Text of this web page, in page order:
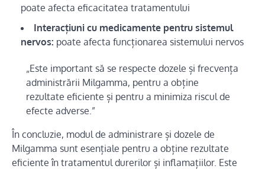
poate afecta eficacitatea tratamentului
Interacțiuni cu medicamente pentru sistemul
nervos: poate afecta funcționarea sistemului nervos
„Este important să se respecte dozele și frecvența
administrării Milgamma, pentru a obține
rezultate eficiente și pentru a minimiza riscul de
efecte adverse.”
În concluzie, modul de administrare și dozele de
Milgamma sunt esențiale pentru a obține rezultate
eficiente în tratamentul durerilor și inflamațiilor. Este